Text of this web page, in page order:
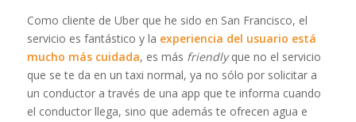
Como cliente de Uber que he sido en San Francisco, el
servicio es fantástico y la experiencia del usuario está
mucho más cuidada, es más friendlyque no el servicio
que se te da en un taxi normal, ya no sólo por solicitar a
un conductor a través de una app que te informa cuando
el conductor llega, sino que además te ofrecen agua e